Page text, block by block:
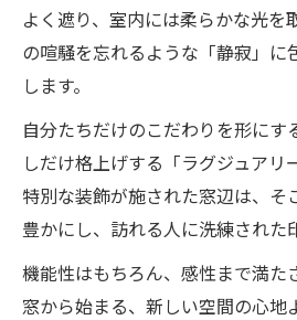
よく遮り、室内には柔らかな光を
の喧騒を忘れるような「静寂」に
します。
自分たちだけのこだわりを形にす
しだけ格上げする「ラグジュアリ
特別な装飾が施された窓辺は、そ
豊かにし、訪れる人に洗練された
機能性はもちろん、感性まで満た
窓から始まる、新しい空間の心地